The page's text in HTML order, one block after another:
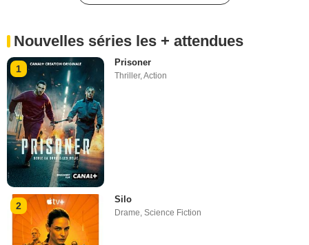
Nouvelles séries les + attendues
1
Prisoner
Thriller,Action
2
Silo
Drame ,Science Fiction